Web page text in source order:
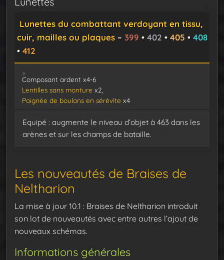
Lunettes du combattant verdoyant en tissu,
cuir, mailles ou plaques – 399 • 402 • 405 • 408
• 412
Composant ardent x4-6
Lentilles sans monture x2,
Poignée de boulons en sérévite x4
Equipé : augmente le niveau d’objet à 463 dans les
arènes et sur les champs de bataille.
Les nouveautés de Braises de
Neltharion
La mise à jour 10.1 : Braises de Neltharion introduit
son lot de nouveautés avec entre autres l’ajout de
nouveaux schémas.
Informations générales